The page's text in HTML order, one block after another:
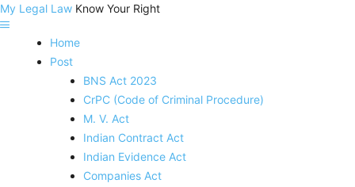
My Legal Law Know Your Right
Home
Post
BNS Act 2023
CrPC (Code of Criminal Procedure)
M. V. Act
Indian Contract Act
Indian Evidence Act
Companies Act